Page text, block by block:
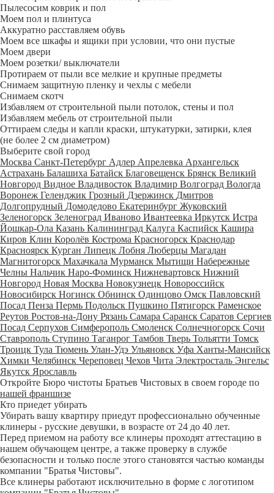
Пылесосим коврик и пол
Моем пол и плинтуса
Аккуратно расставляем обувь
Моем все шкафы и ящики при условии, что они пустые
Моем двери
Моем розетки/ выключатели
Протираем от пыли все мелкие и крупные предметы
Снимаем защитную пленку и чехлы с мебели
Снимаем скотч
Избавляем от строительной пыли потолок, стены и пол
Избавляем мебель от строительной пыли
Оттираем следы и капли краски, штукатурки, затирки, клея
(не более 2 см диаметром)
Выберите свой город
Москва Санкт-Петербург Адлер Апрелевка Архангельск
Астрахань Балашиха Батайск Благовещенск Брянск Великий
Новгород Видное Владивосток Владимир Волгоград Вологда
Воронеж Геленджик Грозный Дзержинск Дмитров
Долгопрудный Домодедово Екатеринбург Жуковский
Зеленогорск Зеленоград Иваново Ивантеевка Иркутск Истра
Йошкар-Ола Казань Калининград Калуга Каспийск Кашира
Киров Клин Королёв Кострома Красногорск Краснодар
Красноярск Курган Липецк Лобня Люберцы Магадан
Магнитогорск Махачкала Мурманск Мытищи Набережные
Челны Нальчик Наро-Фоминск Нижневартовск Нижний
Новгород Новая Москва Новокузнецк Новороссийск
Новосибирск Ногинск Обнинск Одинцово Омск Павловский
Посад Пенза Пермь Подольск Пушкино Пятигорск Раменское
Реутов Ростов-на-Дону Рязань Самара Саранск Саратов Сергиев
Посад Серпухов Симферополь Смоленск Солнечногорск Сочи
Ставрополь Ступино Таганрог Тамбов Тверь Тольятти Томск
Троицк Тула Тюмень Улан-Удэ Ульяновск Уфа Ханты-Мансийск
Химки Челябинск Череповец Чехов Чита Электросталь Энгельс
Якутск Ярославль
Откройте Бюро чистоты Братьев Чистовых в своем городе по
нашей франшизе
Кто приедет убирать
Убирать вашу квартиру приедут профессионально обученные
клинеры - русские девушки, в возрасте от 24 до 40 лет.
Перед приемом на работу все клинеры проходят аттестацию в
нашем обучающем центре, а также проверку в службе
безопасности и только после этого становятся частью команды
компании "Братья Чистовы".
Все клинеры работают исключительно в форме с логотипом